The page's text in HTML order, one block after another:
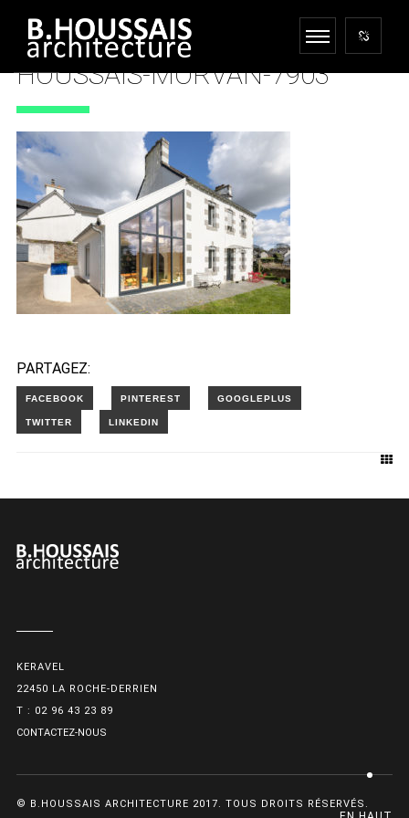
HOUSSAIS-MORVAN-7903
25 AVRIL 2022
PARTAGEZ:
KERAVEL
22450 LA ROCHE-DERRIEN
T : 02 96 43 23 89
CONTACTEZ-NOUS
© B.HOUSSAIS ARCHITECTURE 2017. TOUS DROITS RÉSERVÉS.